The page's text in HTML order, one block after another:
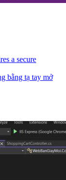
a secure
bằng tạ tay mở